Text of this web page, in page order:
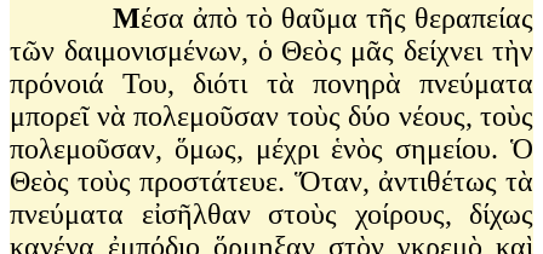
Μέσα ἀπὸ τὸ θαῦμα τῆς θεραπείας
τῶν δαιμονισμένων, ὁ Θεὸς μᾶς δείχνει τὴν
πρόνοιά Του, διότι τὰ πονηρὰ πνεύματα
μπορεῖ νὰ πολεμοῦσαν τοὺς δύο νέους, τοὺς
πολεμοῦσαν, ὅμως, μέχρι ἑνὸς σημείου. Ὁ
Θεὸς τοὺς προστάτευε. Ὅταν, ἀντιθέτως τὰ
πνεύματα εἰσῆλθαν στοὺς χοίρους, δίχως
κανένα ἐμπόδιο ὅρμηξαν στὸν γκρεμὸ καὶ